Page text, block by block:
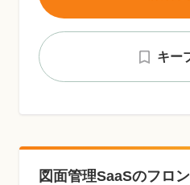
キー
図面管理SaaSのフロ